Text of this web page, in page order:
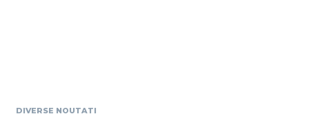
DIVERSE NOUTATI